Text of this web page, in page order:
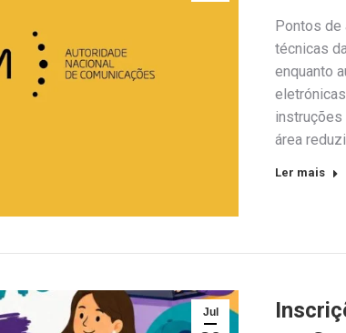
Pontos de
técnicas
enquanto
área
Ler mais
Jul